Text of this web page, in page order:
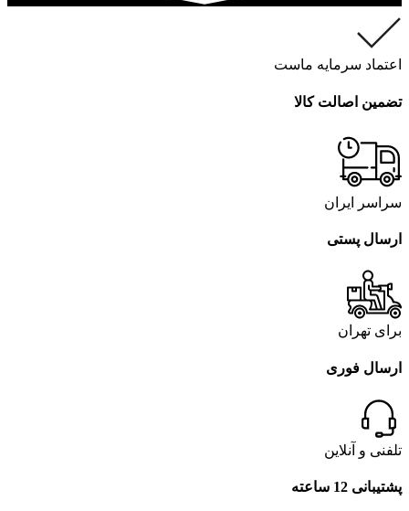
اعتماد سرمایه ماست
تضمین اصالت کالا
سراسر ایران
ارسال پستی
برای تهران
ارسال فوری
تلفنی و آنلاین
پشتیبانی 12 ساعته